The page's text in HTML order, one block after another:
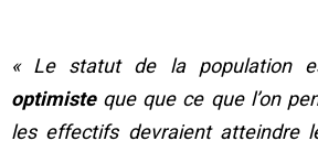
« Le statut de la population
optimisteque que ce que l’on
les effectifs devraient atteindre